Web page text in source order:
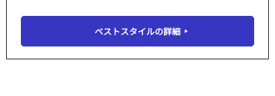
ベストスタイルの詳細